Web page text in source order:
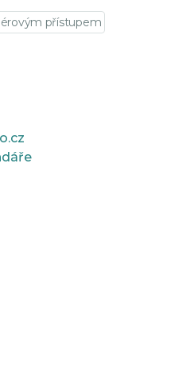
přístupem